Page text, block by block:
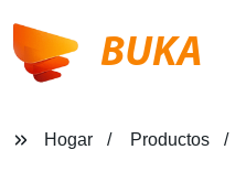
BUKA
Hogar Productos